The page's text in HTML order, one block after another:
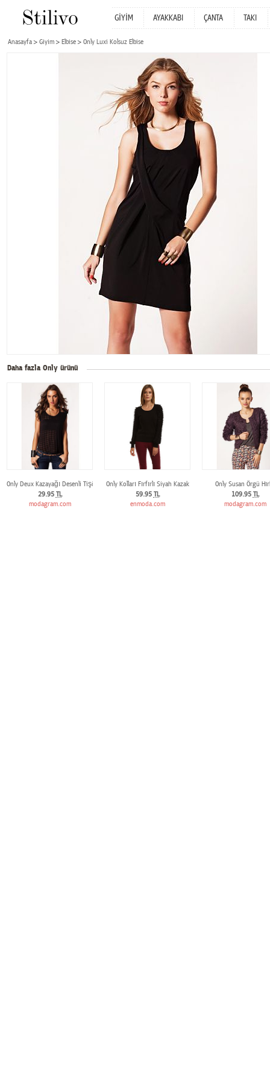
GİYİM AYAKKABI ÇANTA TAKI
Anasayfa Giyim Elbise Only Luxi Kolsuz Elbise
Daha fazla Only ürünü
Only Deux Kazayağı Desenli Tişört
29.95 TL
modagram.com
Only Kolları Fırfırlı Siyah Kazak
59.95 TL
enmoda.com
Only Susan Örgü
109.95 TL
modagram.com